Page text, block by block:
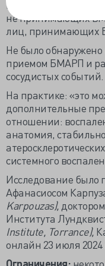
нежелательных
не принимающих
лиц, принимающих
Не было
приемом БМАРП и
сосудистых событий.
На практике: «это
дополнительные
отношении:
анатомия,
системного
Исследование
Афанасиосом
Karpouzas),
Института
Institute, Torrance),
онлайн 23 июля 2024